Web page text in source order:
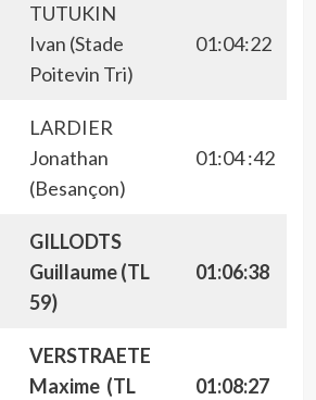
TUTUKIN
Ivan (Stade
Poitevin Tri)
01:04:22
LARDIER
Jonathan
(Besançon)
01:04 :42
GILLODTS
Guillaume (TL
59)
01:06:38
VERSTRAETE
Maxime (TL
01:08:27